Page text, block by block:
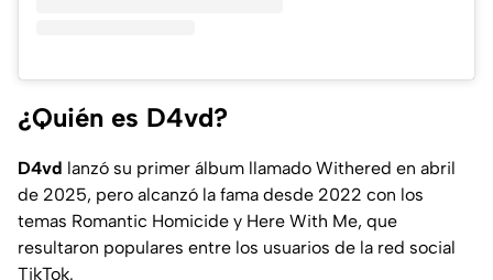
¿Quién es D4vd?
D4vd lanzó su primer álbum llamado Withered en abril
de 2025, pero alcanzó la fama desde 2022 con los
temas Romantic Homicide y Here With Me, que
resultaron populares entre los usuarios de la red social
TikTok.